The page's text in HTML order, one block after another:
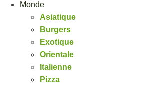
Monde
Asiatique
Burgers
Exotique
Orientale
Italienne
Pizza